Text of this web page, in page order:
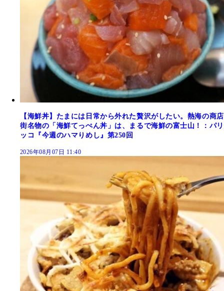
【海鮮丼】たまには日常から外れた贅沢がしたい。熱海の商店
街名物の「海鮮てっぺん丼」は、まるで海鮮の富士山！：パリ
ッコ『今週のハマりめし』第250回
2026年08月07日 11:40